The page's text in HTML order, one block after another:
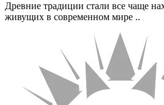
Древние традиции стали все чаще
живущих в современном мире ..